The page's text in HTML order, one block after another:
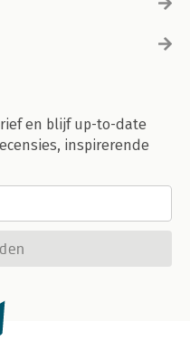
en blijf up-to-date
inspirerende